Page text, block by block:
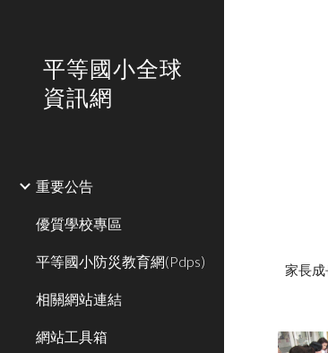
平等國小全球
資訊網
重要公告
優質學校專區
平等國小防災教育網(Pdps)
相關網站連結
網站工具箱
家長